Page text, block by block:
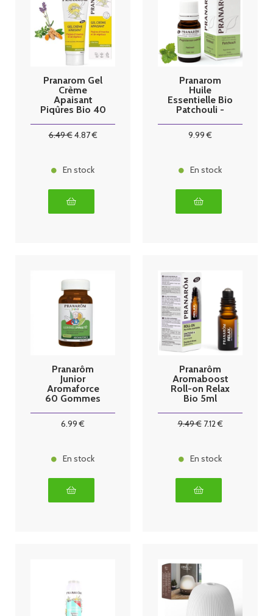
Pranarom Gel
Crème
Apaisant
Piqûres Bio 40
6.49€4.87€
En stock
Pranarom
Huile
Essentielle Bio
Patchouli -
9.99 €
En stock
Pranarôm
Junior
Aromaforce
60 Gommes
6.99 €
En stock
Pranarôm
Aromaboost
Roll-on Relax
Bio 5ml
9.49€ 7.12€
En stock